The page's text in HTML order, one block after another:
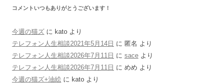
コメントいつもありがとうございます！
今週の猫ズ に kato より
テレフォン人生相談2021年5月14日 に 匿名 より
テレフォン人生相談2026年7月11日 に sace より
テレフォン人生相談2026年7月11日 に めめ より
今週の猫ズ+油絵 に kato より